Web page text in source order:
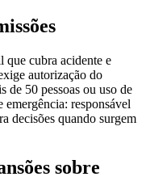
que cubra acidente e
autorização do
de 50 pessoas ou uso de
emergência: responsável
decisões quando surgem
sobre